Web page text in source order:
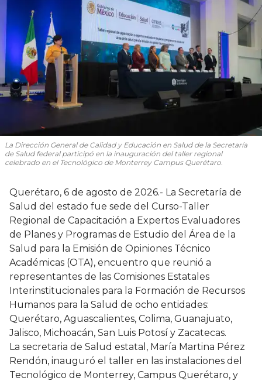
La Dirección General de Calidad y Educación en Salud de la Secretaría
de Salud federal participó en la inauguración del taller regional
celebrado en el Tecnológico de Monterrey Campus Querétaro.
Querétaro, 6 de agosto de 2026.- La Secretaría de
Salud del estado fue sede del Curso-Taller
Regional de Capacitación a Expertos Evaluadores
de Planes y Programas de Estudio del Área de la
Salud para la Emisión de Opiniones Técnico
Académicas (OTA), encuentro que reunió a
representantes de las Comisiones Estatales
Interinstitucionales para la Formación de Recursos
Humanos para la Salud de ocho entidades:
Querétaro, Aguascalientes, Colima, Guanajuato,
Jalisco, Michoacán, San Luis Potosí y Zacatecas.
La secretaria de Salud estatal, María Martina Pérez
Rendón, inauguró el taller en las instalaciones del
Tecnológico de Monterrey, Campus Querétaro, y